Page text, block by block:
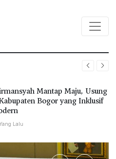
V 2026 Jadi Ajang
Talenta Muda, 20 Tim U-
Gelar Juara
Lalu